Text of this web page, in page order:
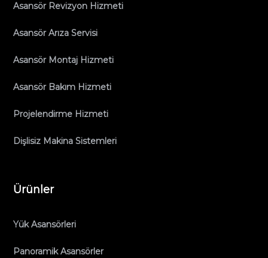
Asansör Revizyon Hizmeti
Asansör Arıza Servisi
Asansör Montaj Hizmeti
Asansör Bakım Hizmeti
Projelendirme Hizmeti
Dişlisiz Makina Sistemleri
Ürünler
Yük Asansörleri
Panoramik Asansörler